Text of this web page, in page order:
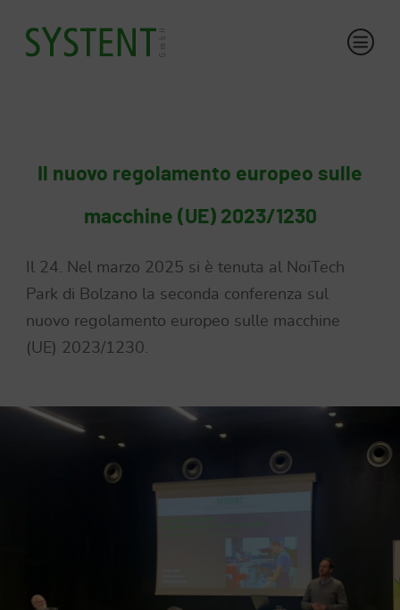
Il nuovo regolamento europeo sulle
macchine (UE) 2023/1230
Il 24. Nel marzo 2025 si è tenuta al NoiTech
Park di Bolzano la seconda conferenza sul
nuovo regolamento europeo sulle macchine
(UE) 2023/1230.